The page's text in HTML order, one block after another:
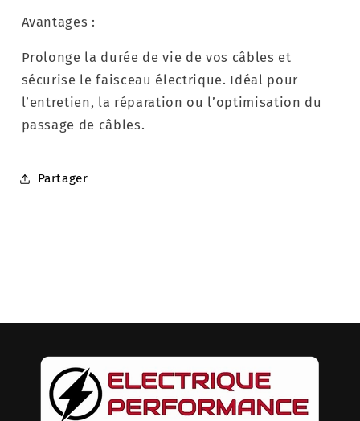
Avantages :
Prolonge la durée de vie de vos câbles et
sécurise le faisceau électrique. Idéal pour
l’entretien, la réparation ou l’optimisation du
passage de câbles.
Partager